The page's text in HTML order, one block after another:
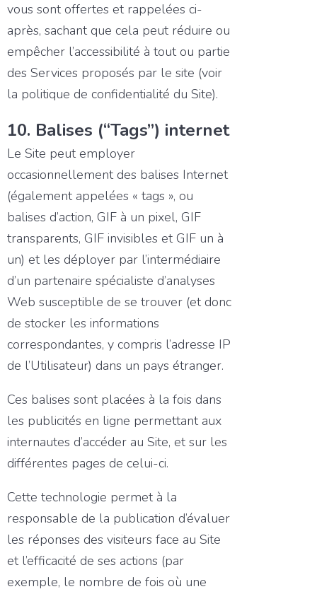
vous sont offertes et rappelées ci-
après, sachant que cela peut réduire ou
empêcher l’accessibilité à tout ou partie
des Services proposés par le site (voir
la politique de confidentialité du Site).
10. Balises (“Tags”) internet
Le Site peut employer
occasionnellement des balises Internet
(également appelées « tags », ou
balises d’action, GIF à un pixel, GIF
transparents, GIF invisibles et GIF un à
un) et les déployer par l’intermédiaire
d’un partenaire spécialiste d’analyses
Web susceptible de se trouver (et donc
de stocker les informations
correspondantes, y compris l’adresse IP
de l’Utilisateur) dans un pays étranger.
Ces balises sont placées à la fois dans
les publicités en ligne permettant aux
internautes d’accéder au Site, et sur les
différentes pages de celui-ci.
Cette technologie permet à la
responsable de la publication d’évaluer
les réponses des visiteurs face au Site
et l’efficacité de ses actions (par
exemple, le nombre de fois où une